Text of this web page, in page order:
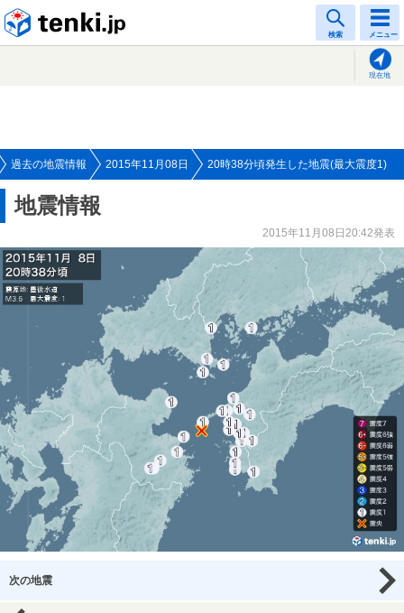
検索 メニュー
現在地
過去の地震情報 2015年11月08日 20時38分頃発生した地震(最大震度1)
地震情報
2015年11月08日20:42発表
次の地震